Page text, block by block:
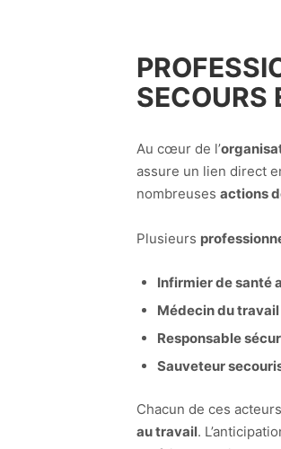
SECOURS
Au cœur de l’
assure un lien direct
nombreuses actions
Plusieurs
Infirmier de santé
Médecin du travail
Responsable
Sauveteur
Chacun de ces
au travail.